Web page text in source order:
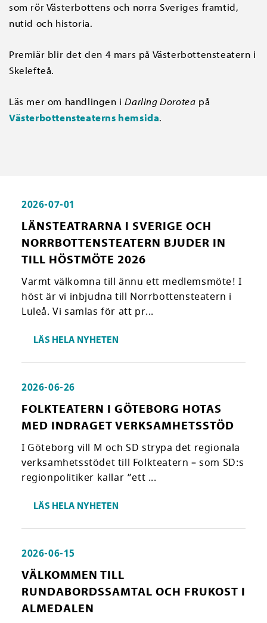
som rör Västerbottens och norra Sveriges framtid,
nutid och historia.
Premiär blir det den 4 mars på Västerbottensteatern i
Skelefteå.
Läs mer om handlingen iDarling Dorotea på
Västerbottensteaterns hemsida.
2026-07-01
LÄNSTEATRARNA I SVERIGE OCH
NORRBOTTENSTEATERN BJUDER IN
TILL HÖSTMÖTE 2026
Varmt välkomna till ännu ett medlemsmöte! I
höst är vi inbjudna till Norrbottensteatern i
Luleå. Vi samlas för att pr...
LÄS HELA NYHETEN
2026-06-26
FOLKTEATERN I GÖTEBORG HOTAS
MED INDRAGET VERKSAMHETSSTÖD
I Göteborg vill M och SD strypa det regionala
verksamhetsstödet till Folkteatern – som SD:s
regionpolitiker kallar ”ett ...
LÄS HELA NYHETEN
2026-06-15
VÄLKOMMEN TILL
RUNDABORDSSAMTAL OCH FRUKOST I
ALMEDALEN